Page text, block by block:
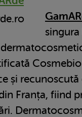
și recunoscută
Franța, fiind